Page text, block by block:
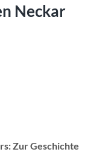
Neckar
Zur Geschichte